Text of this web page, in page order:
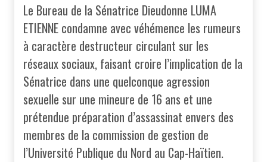
Le Bureau de la Sénatrice Dieudonne LUMA
ETIENNE condamne avec véhémence les rumeurs
à caractère destructeur circulant sur les
réseaux sociaux, faisant croire l’implication de la
Sénatrice dans une quelconque agression
sexuelle sur une mineure de 16 ans et une
prétendue préparation d’assassinat envers des
membres de la commission de gestion de
l’Université Publique du Nord au Cap-Haïtien.